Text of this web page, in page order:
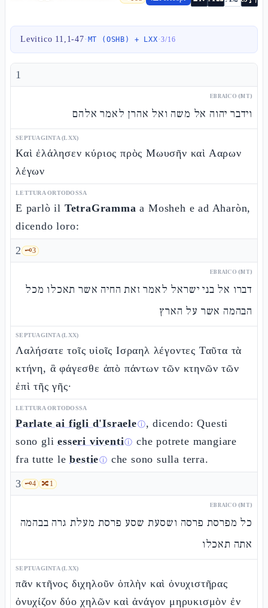
Levitico 11,1-47· MT (OSHB) + LXX·3/16
1
EBRAICO (MT)
וידבר יהוה אל משה ואל אהרן לאמר אלהם
SEPTUAGINTA (LXX)
Καὶ ἐλάλησεν κύριος πρὸς Μωυσῆν καὶ Ααρων
λέγων
LETTURA ORTODOSSA
E parlò il TetraGramma a Mosheh e ad Aharòn,
dicendo loro:
2 🗝️3
EBRAICO (MT)
דברו אל בני ישראל לאמר זאת החיה אשר תאכלו מכל
הבהמה אשר על הארץ
SEPTUAGINTA (LXX)
Λαλήσατε τοῖς υἱοῖς Ισραηλ λέγοντες Ταῦτα τὰ
κτήνη, ἃ φάγεσθε ἀπὸ πάντων τῶν κτηνῶν τῶν
ἐπὶ τῆς γῆς·
LETTURA ORTODOSSA
Parlate ai figli d'Israeleⓘ, dicendo: Questi
sono gliesseri viventiⓘ che potrete mangiare
fra tutte lebestieⓘ che sono sulla terra.
3 🗝️4 🔀1
EBRAICO (MT)
כל מפרסת פרסה ושסעת שסע פרסת מעלת גרה בבהמה
אתה תאכלו
SEPTUAGINTA (LXX)
πᾶν κτῆνος διχηλοῦν ὁπλὴν καὶ ὀνυχιστῆρας
ὀνυχίζον δύο χηλῶν καὶ ἀνάγον μηρυκισμὸν ἐν